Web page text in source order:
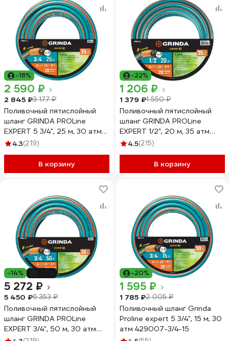
-18%
2 590 ₽
2 845 ₽3 177 ₽
Поливочный пятислойный
шланг GRINDA PROLine
EXPERT 5 3/4", 25 м, 30 атм
429007-3/4-25
4.3(219)
В корзину
-22%
1 206 ₽
1 379 ₽1 550 ₽
Поливочный пятислойный
шланг GRINDA PROLine
EXPERT 1/2", 20 м, 35 атм
429007-1/2-20
4.5(215)
В корзину
-14%
5 272 ₽
5 450 ₽6 353 ₽
Поливочный пятислойный
шланг GRINDA PROLine
EXPERT 3/4", 50 м, 30 атм
429007-3/4-50
-20%
1 595 ₽
1 785 ₽2 005 ₽
Поливочный шланг Grinda
Proline expert 5 3/4", 15 м, 30
атм 429007-3/4-15